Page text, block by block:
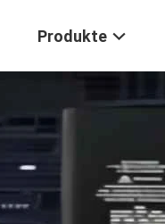
Produkte